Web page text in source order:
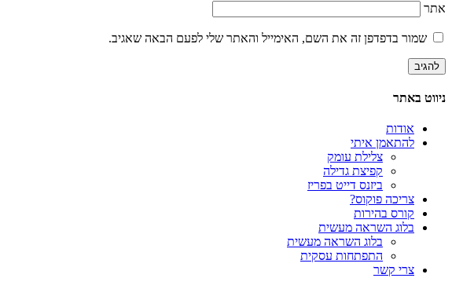
אתר
שמור בדפדפן זה את השם, האימייל והאתר שלי לפעם הבאה שאגיב.
ניווט באתר
אודות
להתאמן איתי
צלילת עומק
קפיצת גדילה
ביזנס דייט בפריז
צריכה פוקוס?
קורס בהירות
בלוג השראה מעשית
בלוג השראה מעשית
התפתחות עסקית
צרי קשר